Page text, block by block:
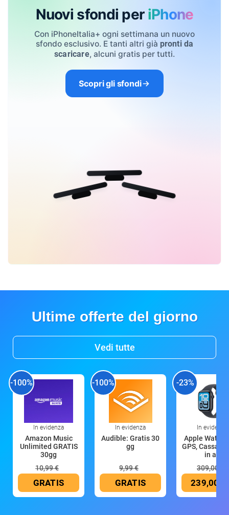
Nuovi sfondi per iPhone
Con iPhoneItalia+ ogni settimana un nuovo
sfondo esclusivo. E tanti altri già pronti da
scaricare, alcuni gratis per tutti.
Scopri gli sfondi
Ultime offerte del giorno
Vedi tutte
-100%
In evidenza
Amazon Music
Unlimited GRATIS
30gg
10,99 €
GRATIS
-100%
In evidenza
Audible: Gratis 30
gg
9,99 €
GRATIS
-23%
In evidenza
Apple Watch
GPS, Cassa
in all
309,00 €
239,00 €